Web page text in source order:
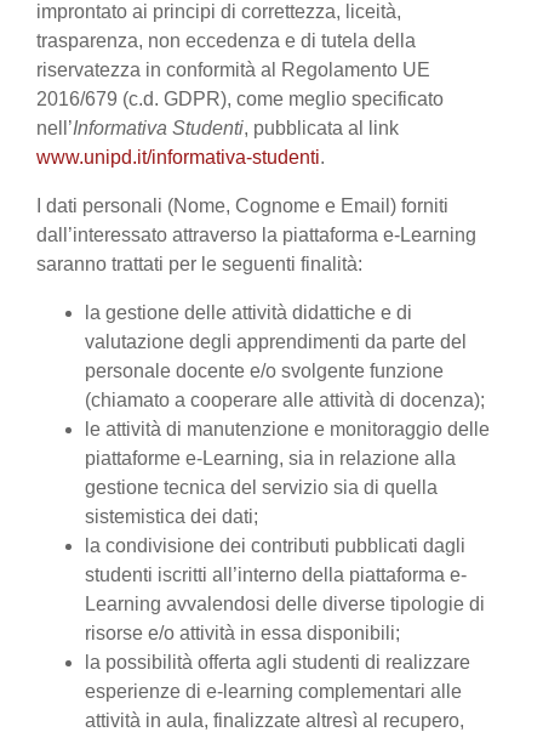
improntato ai principi di correttezza, liceità,
trasparenza, non eccedenza e di tutela della
riservatezza in conformità al Regolamento UE
2016/679 (c.d. GDPR), come meglio specificato
nell’Informativa Studenti, pubblicata al link
www.unipd.it/informativa-studenti.
I dati personali (Nome, Cognome e Email) forniti
dall’interessato attraverso la piattaforma e-Learning
saranno trattati per le seguenti finalità:
la gestione delle attività didattiche e di
valutazione degli apprendimenti da parte del
personale docente e/o svolgente funzione
(chiamato a cooperare alle attività di docenza);
le attività di manutenzione e monitoraggio delle
piattaforme e-Learning, sia in relazione alla
gestione tecnica del servizio sia di quella
sistemistica dei dati;
la condivisione dei contributi pubblicati dagli
studenti iscritti all’interno della piattaforma e-
Learning avvalendosi delle diverse tipologie di
risorse e/o attività in essa disponibili;
la possibilità offerta agli studenti di realizzare
esperienze di e-learning complementari alle
attività in aula, finalizzate altresì al recupero,